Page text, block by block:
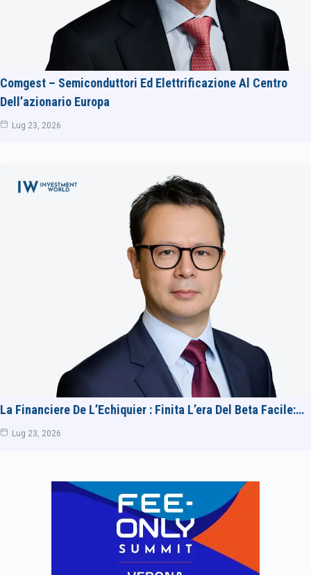
Comgest – Semiconduttori Ed Elettrificazione Al Centro
Dell’azionario Europa
Lug 23, 2026
La Financiere De L’Echiquier : Finita L’era Del Beta Facile:…
Lug 23, 2026